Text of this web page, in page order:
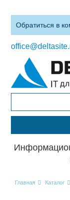
Обратиться в
Главная Каталог